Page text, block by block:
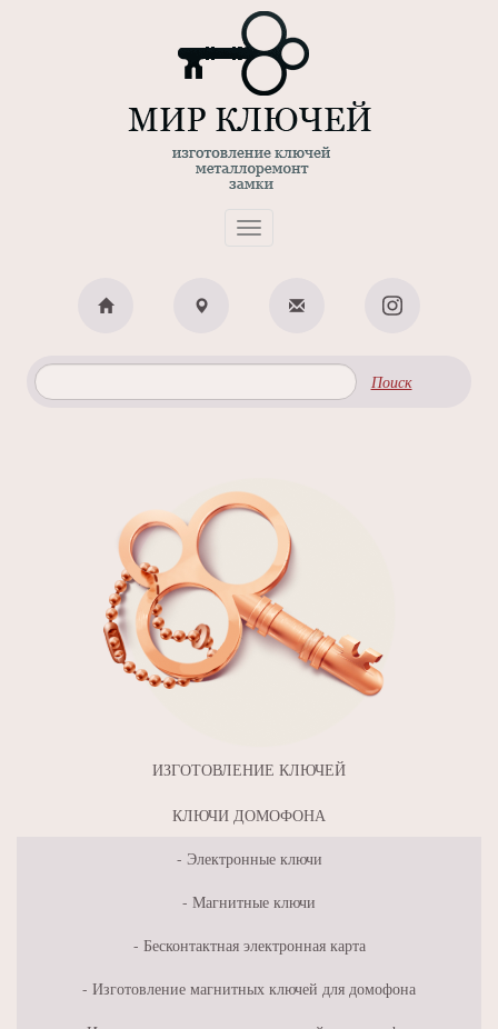
Toggle
Поиск
ИЗГОТОВЛЕНИЕ КЛЮЧЕЙ
КЛЮЧИ ДОМОФОНА
Электронные ключи
Магнитные ключи
Бесконтактная электронная карта
Изготовление магнитных ключей для домофона